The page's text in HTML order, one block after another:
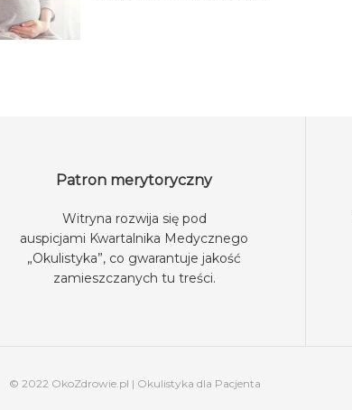
Patron merytoryczny
Witryna rozwija się pod
auspicjami Kwartalnika Medycznego
„Okulistyka”, co gwarantuje jakość
zamieszczanych tu treści.
© 2022 OkoZdrowie.pl | Okulistyka dla Pacjenta